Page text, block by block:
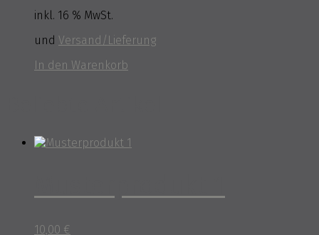
inkl. 16 % MwSt.
und Versand/Lieferung
In den Warenkorb
10,00 €